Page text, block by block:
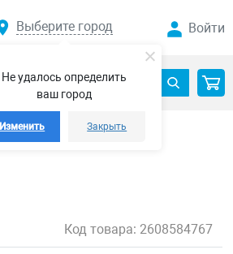
Не удалось определить
ваш город
Изменить Закрыть
Выберите город Войти
Код товара: 2608584767